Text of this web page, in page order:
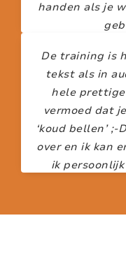
handen als je
De training is
tekst als in
hele
vermoed dat
‘koud bellen’
over en ik kan
ik